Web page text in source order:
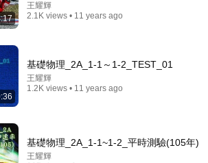
王耀輝
2.1K views • 11 years ago
基礎物理_2A_1-1～1-2_TEST_01
王耀輝
1.2K views • 11 years ago
基礎物理_2A_1-1~1-2_平時測驗(105年)
王耀輝